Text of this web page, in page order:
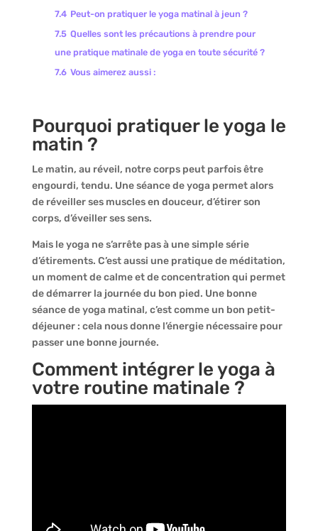
7.4 Peut-on pratiquer le yoga matinal à jeun ?
7.5 Quelles sont les précautions à prendre pour
une pratique matinale de yoga en toute sécurité ?
7.6 Vous aimerez aussi :
Pourquoi pratiquer le yoga le
matin ?
Le matin, au réveil, notre corps peut parfois être
engourdi, tendu. Une séance de yoga permet alors
de réveiller ses muscles en douceur, d’étirer son
corps, d’éveiller ses sens.
Mais le yoga ne s’arrête pas à une simple série
d’étirements. C’est aussi une pratique de méditation,
un moment de calme et de concentration qui permet
de démarrer la journée du bon pied. Une bonne
séance de yoga matinal, c’est comme un bon petit-
déjeuner : cela nous donne l’énergie nécessaire pour
passer une bonne journée.
Comment intégrer le yoga à
votre routine matinale ?